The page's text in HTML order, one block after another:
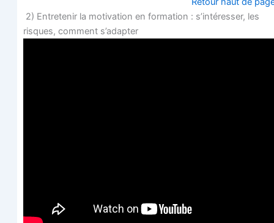
2) Entre­te­nir la moti­va­tion en for­ma­tion : s’in­té­res­ser, les
risques, com­ment s’adapter